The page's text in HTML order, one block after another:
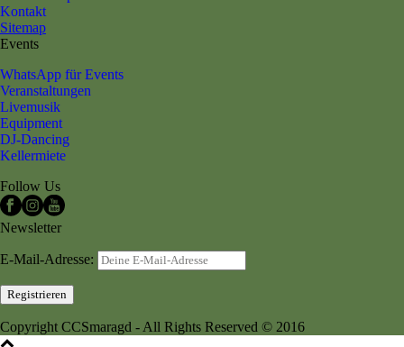
Kontakt
Sitemap
Events
WhatsApp für Events
Veranstaltungen
Livemusik
Equipment
DJ-Dancing
Kellermiete
Follow Us
Newsletter
E-Mail-Adresse:
Copyright CCSmaragd - All Rights Reserved © 2016